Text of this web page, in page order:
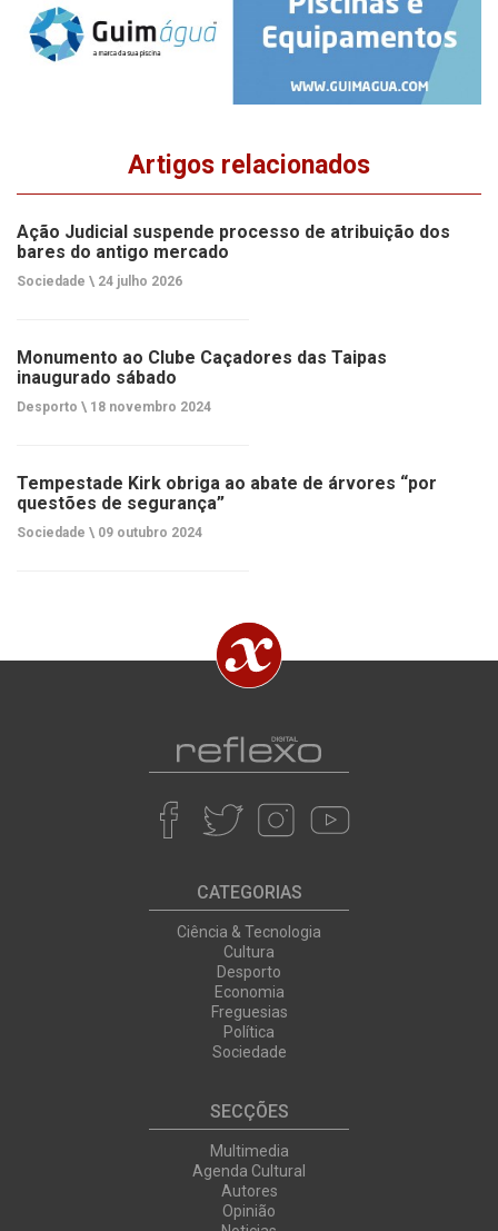
Artigos relacionados
Ação Judicial suspende processo de atribuição dos
bares do antigo mercado
Sociedade \ 24 julho 2026
Monumento ao Clube Caçadores das Taipas
inaugurado sábado
Desporto \ 18 novembro 2024
Tempestade Kirk obriga ao abate de árvores “por
questões de segurança”
Sociedade \ 09 outubro 2024
CATEGORIAS
Ciência & Tecnologia
Cultura
Desporto
Economia
Freguesias
Política
Sociedade
SECÇÕES
Multimedia
Agenda Cultural
Autores
Opinião